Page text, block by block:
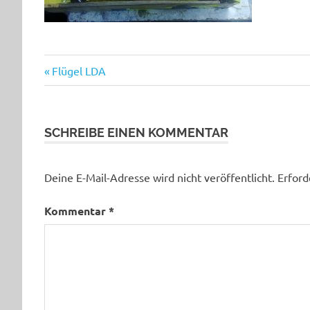
Beitragsnavigation
Vorheriger
Beitrag:
Flügel LDA
SCHREIBE EINEN KOMMENTAR
Deine E-Mail-Adresse wird nicht veröffentlicht.
Kommentar*